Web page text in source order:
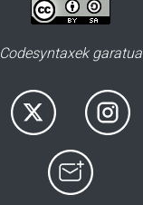
Codesyntaxek garatua